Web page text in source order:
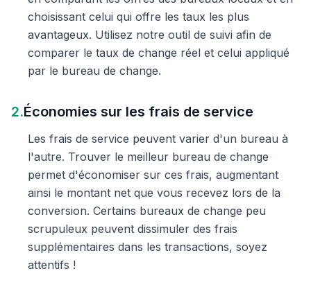
choisissant celui qui offre les taux les plus
avantageux. Utilisez notre outil de suivi afin de
comparer le taux de change réel et celui appliqué
par le bureau de change.
2.Économies sur les frais de service
Les frais de service peuvent varier d'un bureau à
l'autre. Trouver le meilleur bureau de change
permet d'économiser sur ces frais, augmentant
ainsi le montant net que vous recevez lors de la
conversion. Certains bureaux de change peu
scrupuleux peuvent dissimuler des frais
supplémentaires dans les transactions, soyez
attentifs !